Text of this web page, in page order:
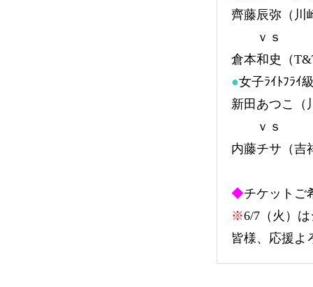
齊藤辰弥（川
ｖｓ
倉本和史（
●女子ﾗｲﾄﾌﾗｲ
新田あつこ（
ｖｓ
内藤チサ（吉
◆チケットご
※6/7（火）
皆様、応援よ